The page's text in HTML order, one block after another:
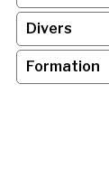
Divers
Formation